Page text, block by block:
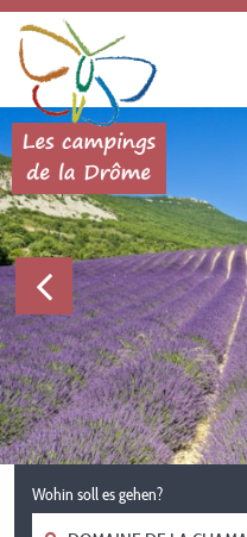
Wohin soll es gehen?